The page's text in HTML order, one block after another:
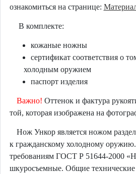
ознакомиться на странице:
В комплекте:
кожаные ножны
сертификат соответствия о
холодным оружием
паспорт изделия
Важно! Оттенок и фактура
той, которая изображена на
Нож Ункор является ножом
к гражданскому холодному оружию.
требованиям ГОСТ Р 51644-2000
шкуросъемные. Общие технические